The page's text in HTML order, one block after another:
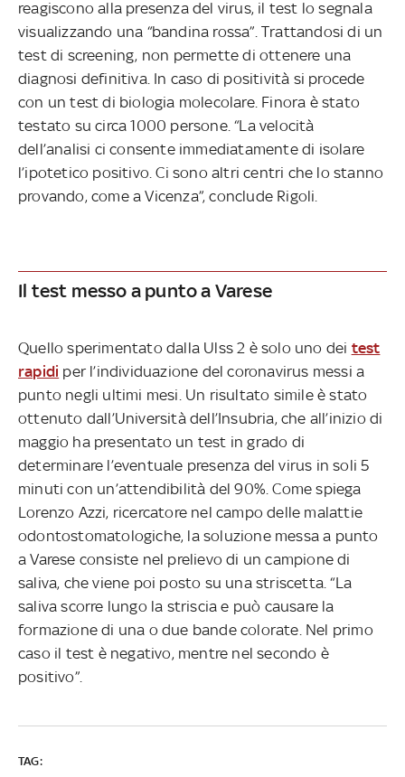
reagiscono alla presenza del virus, il test lo segnala
visualizzando una “bandina rossa”. Trattandosi di un
test di screening, non permette di ottenere una
diagnosi definitiva. In caso di positività si procede
con un test di biologia molecolare. Finora è stato
testato su circa 1000 persone. “La velocità
dell’analisi ci consente immediatamente di isolare
l’ipotetico positivo. Ci sono altri centri che lo stanno
provando, come a Vicenza”, conclude Rigoli.
Il test messo a punto a Varese
Quello sperimentato dalla Ulss 2 è solo uno dei test
rapidi per l’individuazione del coronavirus messi a
punto negli ultimi mesi. Un risultato simile è stato
ottenuto dall’Università dell’Insubria, che all’inizio di
maggio ha presentato un test in grado di
determinare l’eventuale presenza del virus in soli 5
minuti con un’attendibilità del 90%. Come spiega
Lorenzo Azzi, ricercatore nel campo delle malattie
odontostomatologiche, la soluzione messa a punto
a Varese consiste nel prelievo di un campione di
saliva, che viene poi posto su una striscetta. “La
saliva scorre lungo la striscia e può causare la
formazione di una o due bande colorate. Nel primo
caso il test è negativo, mentre nel secondo è
positivo”.
TAG: